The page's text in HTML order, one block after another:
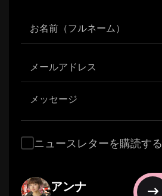
ニュースレターを購読する
アンナ